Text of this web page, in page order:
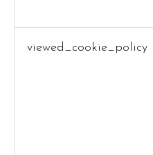
viewed_cookie_policy